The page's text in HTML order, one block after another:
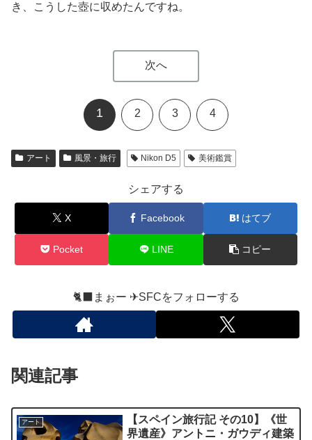
き、こうした壺に収めたんですね。
次へ
1 2 3 4
アート 風景・旅行 Nikon D5 美術鑑賞
シェアする
X Facebook はてブ
Pocket LINE コピー
🐈‍⬛まぉー ✈︎SFCをフォローする
関連記事
アート
【スペイン旅行記 その10】《世
界遺産》アントニ・ガウディ建築